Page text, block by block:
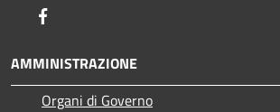
AMMINISTRAZIONE
Organi di Governo